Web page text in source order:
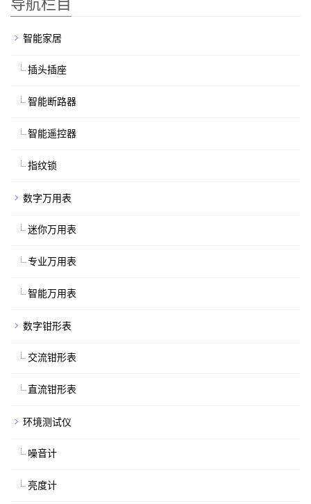
智能家居
插头插座
智能断路器
智能遥控器
指纹锁
数字万用表
迷你万用表
专业万用表
智能万用表
数字钳形表
交流钳形表
直流钳形表
环境测试仪
噪音计
亮度计